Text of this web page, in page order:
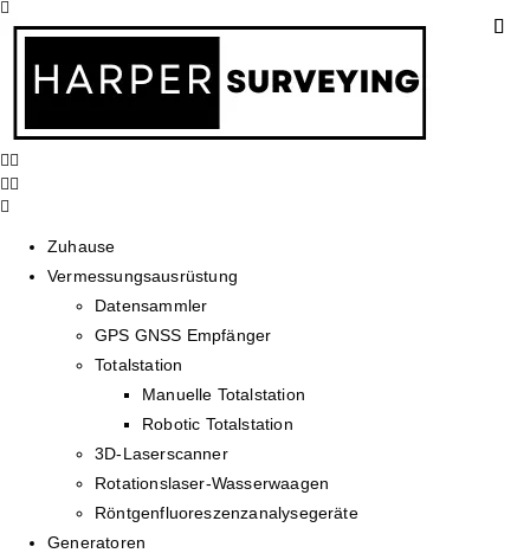
Zuhause
Vermessungsausrüstung
Datensammler
GPS GNSS Empfänger
Totalstation
Manuelle Totalstation
Robotic Totalstation
3D-Laserscanner
Rotationslaser-Wasserwaagen
Röntgenfluoreszenzanalysegeräte
Generatoren